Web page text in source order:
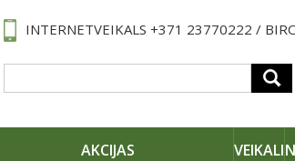
INTERNETVEIKALS +371 23770222 /
AKCIJAS VEIKALI